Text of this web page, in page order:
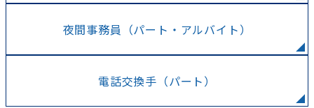
夜間事務員（パート・アルバイト）
電話交換手（パート）